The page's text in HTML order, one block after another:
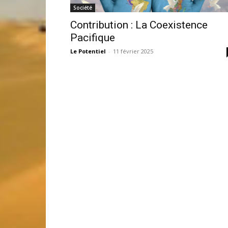
Société
Contribution : La Coexistence
Pacifique
Le Potentiel - 11 février 2025